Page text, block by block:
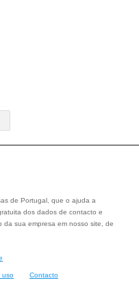
de Portugal, que o ajuda a
dos dados de contacto e
da sua empresa em nosso site, de
uso Contacto